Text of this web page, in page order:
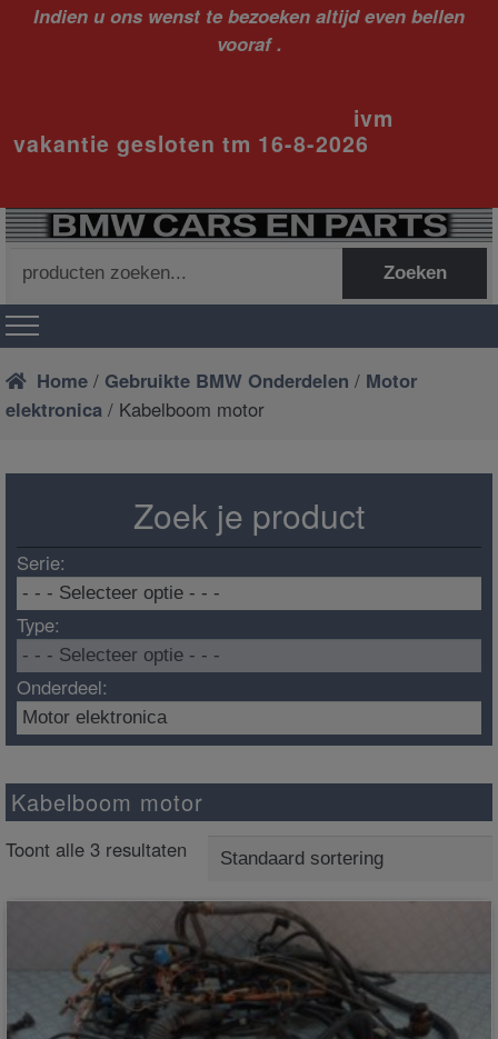
Indien u ons wenst te bezoeken altijd even bellen
vooraf .
ivm
vakantie gesloten tm 16-8-2026
naar:
Zoeken
Home / Gebruikte BMW Onderdelen / Motor
elektronica / Kabelboom motor
Zoek je product
Serie:
Type:
Onderdeel:
Kabelboom motor
Toont alle 3 resultaten